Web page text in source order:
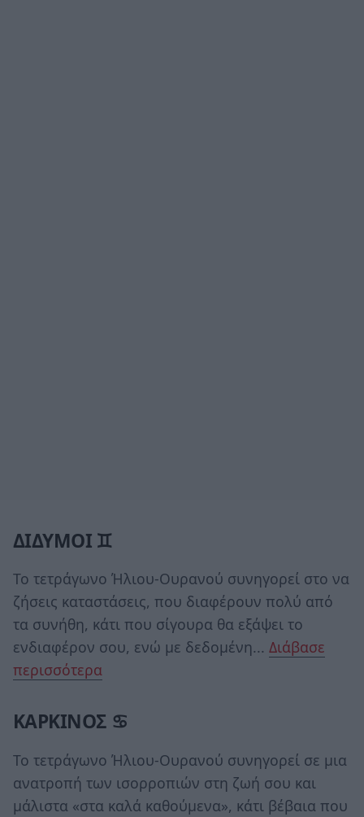
ΔΙΔΥΜΟΙ ♊
Το τετράγωνο Ήλιου-Ουρανού συνηγορεί στο να
ζήσεις καταστάσεις, που διαφέρουν πολύ από
τα συνήθη, κάτι που σίγουρα θα εξάψει το
ενδιαφέρον σου, ενώ με δεδομένη... Διάβασε
περισσότερα
ΚΑΡΚΙΝΟΣ ♋
Το τετράγωνο Ήλιου-Ουρανού συνηγορεί σε μια
ανατροπή των ισορροπιών στη ζωή σου και
μάλιστα «στα καλά καθούμενα», κάτι βέβαια που